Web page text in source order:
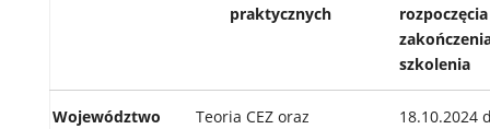
praktycznych
szkolenia
Województwo
Teoria CEZ oraz
18.10.2024